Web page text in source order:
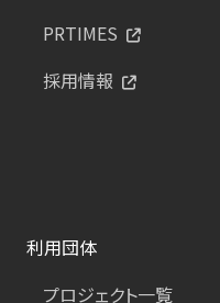
PRTIMES
採用情報
利用団体
プロジェクト一覧